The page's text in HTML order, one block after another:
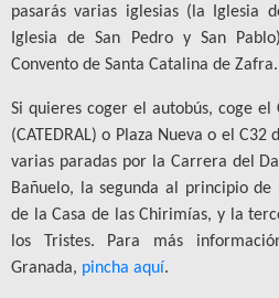
pasarás varias iglesias (la Iglesia
Iglesia de San Pedro y San
Convento de Santa Catalina de Zafra.
Si quieres coger el autobús, coge
(CATEDRAL) o Plaza Nueva o el
varias paradas por la Carrera del
Bañuelo, la segunda al principio de
de la Casa de las Chirimías, y la
los Tristes. Para más
Granada, pincha aquí.